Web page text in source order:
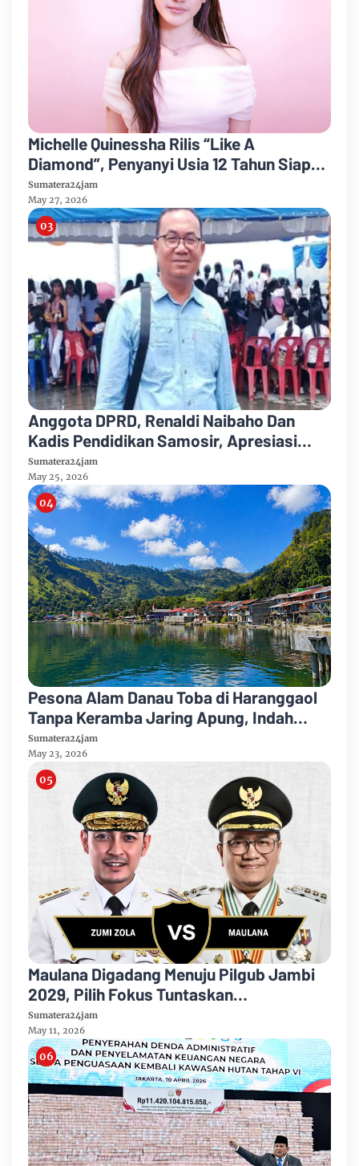
Michelle Quinessha Rilis “Like A
Diamond”, Penyanyi Usia 12 Tahun Siap
Go Internasional
Sumatera24jam
May 27, 2026
Anggota DPRD, Renaldi Naibaho Dan
Kadis Pendidikan Samosir, Apresiasi
Spensap Smart Bermazmur SMP N I
Pangururan.
Sumatera24jam
May 25, 2026
Pesona Alam Danau Toba di Haranggaol
Tanpa Keramba Jaring Apung, Indah
Memesona
Sumatera24jam
May 23, 2026
Maulana Digadang Menuju Pilgub Jambi
2029, Pilih Fokus Tuntaskan
Pembangunan Kota
Sumatera24jam
May 11, 2026